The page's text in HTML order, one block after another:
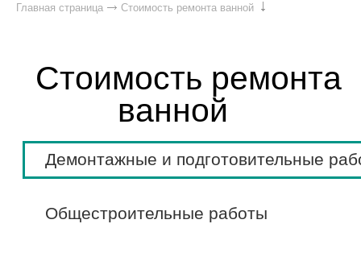
Главная страница Стоимость ремонта ванной
Стоимость ремонта
ванной
Демонтажные и подготовительные
Общестроительные работы